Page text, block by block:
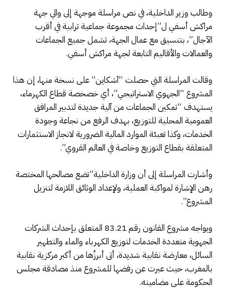
وطالب وزير الداخلية، في نص مراسلة موجهة إلى والي جهة
مراكش أسفي ل”إحداث مجموعة جماعية ترابية في أقرب
الآجال”، بتنسيق مع عمال الجهة، تشمل جميع الجماعات
والعمالات والأقاليم التابعة لجهة مراكش أسفي.
وقالت المراسلة التي حصلت “آشكاين” على نسخة منها، إن هذا
المشروع “الجهوي الاستراتيجي”، أي خصخصة قطاع الكهرماء،
يستهدف “تمكين الجماعات من آلية جديدة لتدبير المرافق
العمومية المحلية للتوزيع، بهدف الرفع من نجاعة وجودة
الخدمات، وكذا تعبئة الموارد المالية الضرورية لانجاز الاستثمارات
المتعلقة بقطاع التوزيع وخاصة في العالم القروي”.
وأشارت المراسلة إلى أن وزارة الداخلية”تضع مصالحها المختصة
رهن الإشارة لمواكبة العملية، ولإعداد الوثائق اللازمة لتنزيل
المشروع”.
ويواجه مشروع القانون رقم 83.21 المتعلق بإحداث الشركات
الجهوية متعددة الخدمات لتوزيع الكهرباء والماء والتطهير
السائل، معارضة نقابية شديدة، أتى أبرزُها من أكبر مركزية نقابية
بالمغرب، حيث عبرت عن رفضها للمشروع منذ مصادقة مجلس
الحكومة على مضامينه.